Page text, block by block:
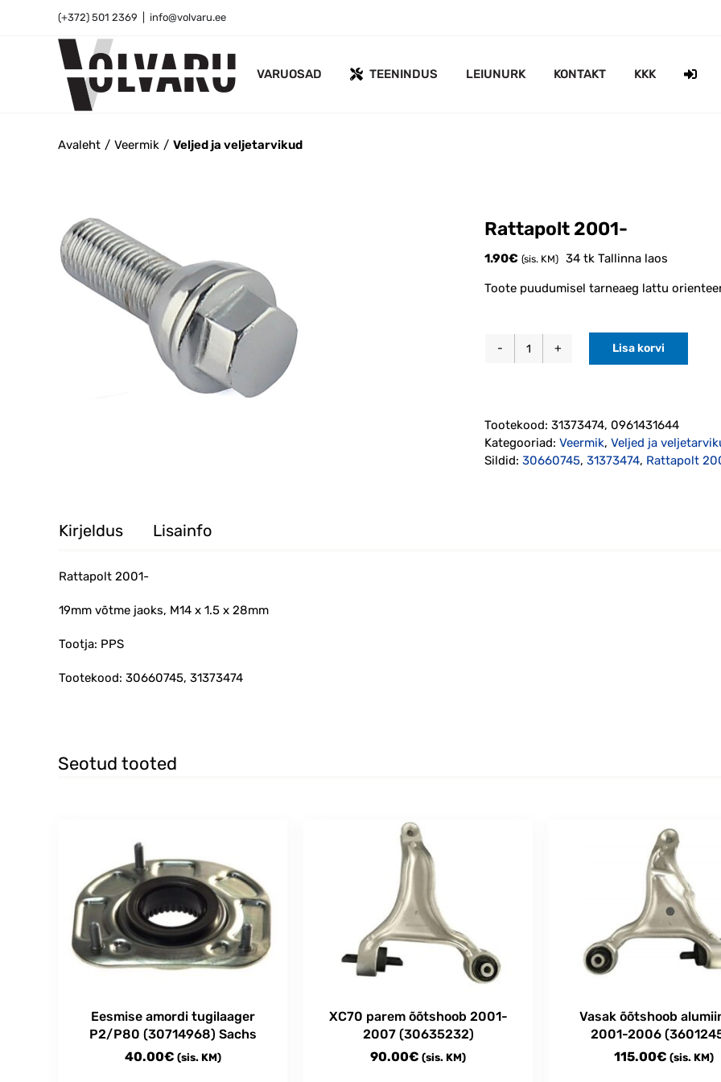
(+372) 501 2369 info@volvaru.ee
VARUOSAD TEENINDUS LEIUNURK KONTAKT KKK
Avaleht Veermik Veljed ja veljetarvikud
Rattapolt 2001-
1.90€ (sis. KM) 34 tk Tallinna laos
Toote puudumisel tarneaeg lattu
Rattapolt
Lisa korvi
Tootekood: 31373474, 0961431644
Kategooriad: Veermik, Veljed ja
Sildid: 30660745, 31373474, Rattapolt
Kirjeldus Lisainfo
Rattapolt 2001-
19mm võtme jaoks, M14 x 1.5 x 28mm
Tootja: PPS
Tootekood: 30660745, 31373474
Seotud tooted
Eesmise amordi tugilaager
P2/P80 (30714968) Sachs
40.00€ (sis. KM)
XC70 parem õõtshoob 2001-
2007 (30635232)
90.00€ (sis. KM)
Vasak õõtshoob
2001-2006
115.00€ (sis. KM)